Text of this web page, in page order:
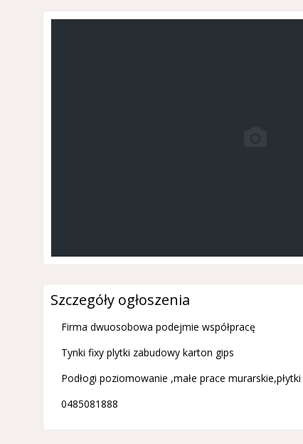
Szczegóły ogłoszenia
Firma dwuosobowa podejmie współpracę
Tynki fixy plytki zabudowy karton gips
Podłogi poziomowanie ,małe prace
0485081888